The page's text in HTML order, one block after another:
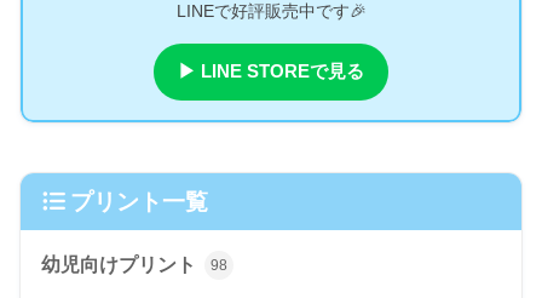
LINEで好評販売中です🎉
▶ LINE STOREで見る
プリント一覧
幼児向けプリント 98